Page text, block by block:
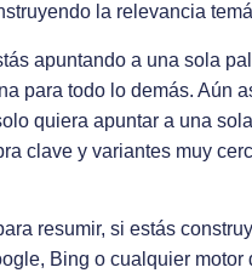
la relevancia
apuntando a una sola
para todo lo demás. Aún
quiera apuntar a una
clave y variantes muy
resumir, si estás
Bing o cualquier